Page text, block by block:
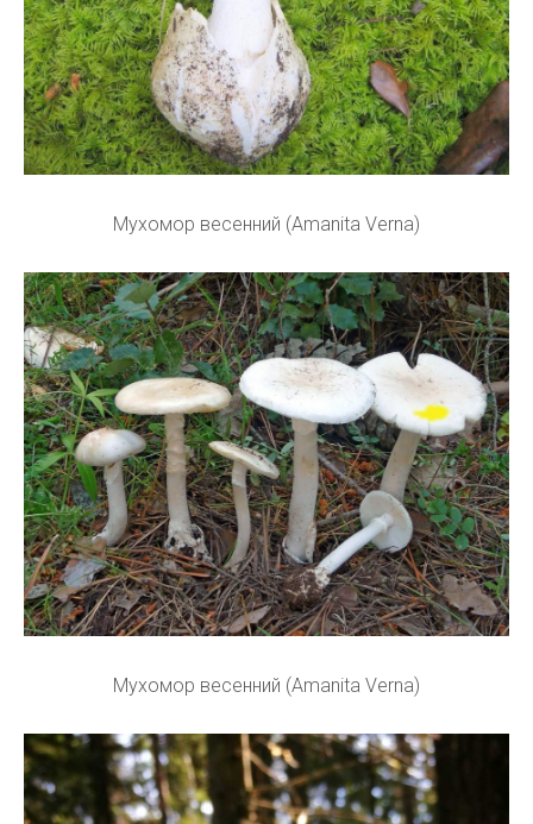
Мухомор весенний (Amanita Verna)
Мухомор весенний (Amanita Verna)